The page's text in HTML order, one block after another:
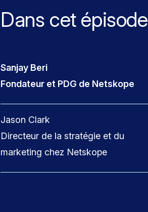
Dans cet épisode
Sanjay Beri
Fondateur et PDG de Netskope
Jason Clark
Directeur de la stratégie et du
marketing chez Netskope